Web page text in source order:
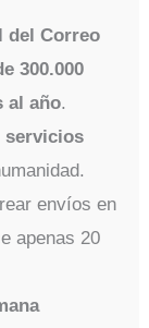
del Correo
300.000
al año.
servicios
envíos en
apenas 20